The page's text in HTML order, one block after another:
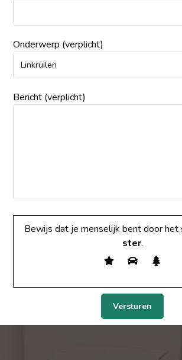
Onderwerp (verplicht)
Bericht (verplicht)
Bewijs dat je menselijk bent door het
ster.
Versturen